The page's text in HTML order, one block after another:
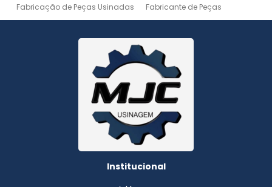
Fabricação de Peças Usinadas
Fabricante de Peças
Fabricante de Peças de Máquinas
Manutenção de Máquina
Peças Usinadas
Serviço de Soldagem
Serviço de Usinagem
Serviço de Usinagem Pesada
Serviços de Usinagem CNC
Serviços de Usinagem de Peças
Serviços de Usinagem Tornearia e Solda
Usinagem
Usinagem Aluminio
Usinagem de Alta Precisão
Usinagem de Alumínio
Institucional